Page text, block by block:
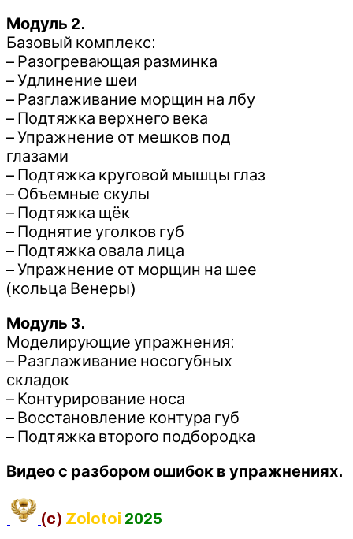
Модуль 2.
Базовый комплекс:
– Разогревающая разминка
– Удлинение шеи
– Разглаживание морщин на лбу
– Подтяжка верхнего века
– Упражнение от мешков под
глазами
– Подтяжка круговой мышцы глаз
– Объемные скулы
– Подтяжка щёк
– Поднятие уголков губ
– Подтяжка овала лица
– Упражнение от морщин на шее
(кольца Венеры)
Модуль 3.
Моделирующие упражнения:
– Разглаживание носогубных
складок
– Контурирование носа
– Восстановление контура губ
– Подтяжка второго подбородка
Видео с разбором ошибок в упражнениях.
(c) Zolotoi 2025